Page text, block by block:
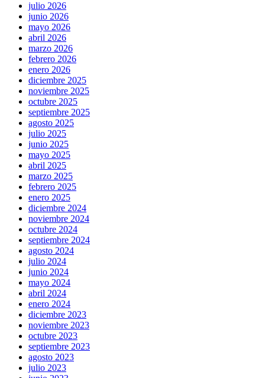
julio 2026
junio 2026
mayo 2026
abril 2026
marzo 2026
febrero 2026
enero 2026
diciembre 2025
noviembre 2025
octubre 2025
septiembre 2025
agosto 2025
julio 2025
junio 2025
mayo 2025
abril 2025
marzo 2025
febrero 2025
enero 2025
diciembre 2024
noviembre 2024
octubre 2024
septiembre 2024
agosto 2024
julio 2024
junio 2024
mayo 2024
abril 2024
enero 2024
diciembre 2023
noviembre 2023
octubre 2023
septiembre 2023
agosto 2023
julio 2023